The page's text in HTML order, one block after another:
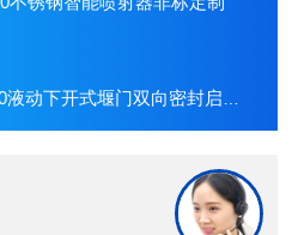
动下开式堰门双向密封启闭自如